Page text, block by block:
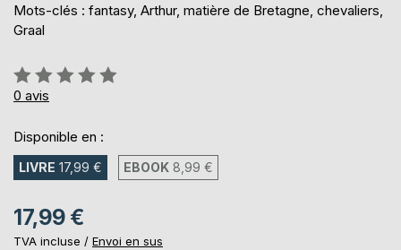
Mots-clés : fantasy, Arthur, matière de Bretagne, chevaliers,
Graal
Évaluation:
0%
0 avis
Disponible en :
LIVRE 17,99 € EBOOK 8,99 €
17,99 €
TVA incluse / Envoi en sus